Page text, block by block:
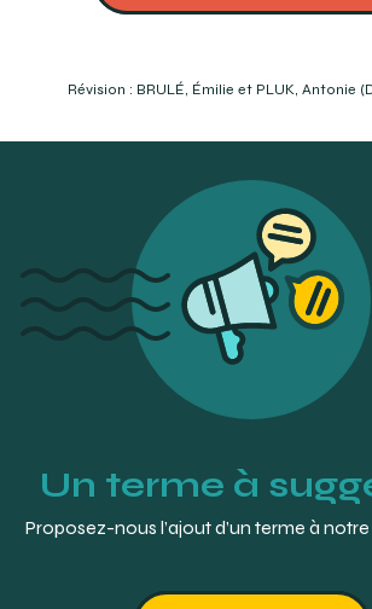
TILOTTA, Françoise, LAUTROU, Alain, LÉVY,
Lingual fossa | definition of lingual fossa by
Révision : BRULÉ, Émilie et PLUK, Antonie
Un terme à
Proposez-nous l’ajout d’un terme à